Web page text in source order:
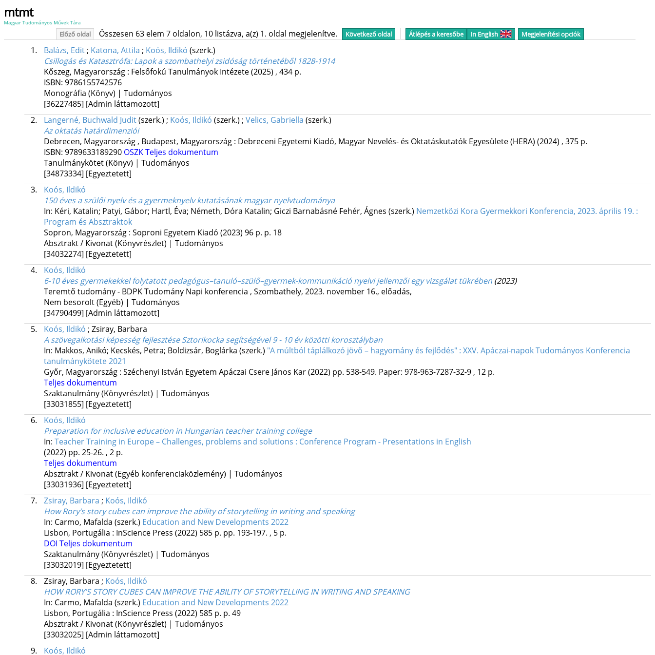
mtmt
Magyar Tudományos Művek Tára
Előző oldal Összesen 63 elem 7 oldalon, 10 listázva, a(z) 1. oldal megjelenítve. Következő oldal Átlépés a keresőbe In English Megjelenítési opciók
1. Balázs, Edit; Katona, Attila ; Koós, Ildikó (szerk.)
Csillogás és Katasztrófa: Lapok a szombathelyi zsidóság történetéből 1828-1914
Kőszeg, Magyarország : Felsőfokú Tanulmányok Intézete(2025) , 434 p.
ISBN: 9786155742576
Monográfia (Könyv) | Tudományos
[36227485] [Admin láttamozott]
2.
Langerné, Buchwald Judit(szerk.) ; Koós, Ildikó (szerk.) ; Velics, Gabriella (szerk.)
Az oktatás határdimenziói
Debrecen, Magyarország , Budapest, Magyarország : Debreceni Egyetemi Kiadó, Magyar Nevelés- és Oktatáskutatók Egyesülete (HERA) (2024) , 375 p.
ISBN: 9789633189290 OSZKTeljes dokumentum
Tanulmánykötet (Könyv) | Tudományos
[34873334] [Egyeztetett]
3.
Koós, Ildikó
150 éves a szülői nyelv és a gyermeknyelv kutatásának magyar nyelvtudománya
In: Kéri, Katalin; Patyi, Gábor; Hartl, Éva; Németh, Dóra Katalin; Giczi Barnabásné Fehér, Ágnes (szerk.) Nemzetközi Kora Gyermekkori Konferencia, 2023. április 19. :
Program és Absztraktok
Sopron, Magyarország : Soproni Egyetem Kiadó (2023) 96 p. p. 18
Absztrakt / Kivonat (Könyvrészlet) | Tudományos
[34032274] [Egyeztetett]
4.
Koós, Ildikó
6-10 éves gyermekekkel folytatott pedagógus–tanuló–szülő–gyermek-kommunikáció nyelvi jellemzői egy vizsgálat tükrében (2023)
Teremtő tudomány - BDPK Tudomány Napi konferencia , Szombathely, 2023. november 16., előadás,
Nem besorolt (Egyéb) | Tudományos
[34790499] [Admin láttamozott]
5.
Koós, Ildikó ; Zsiray, Barbara
A szövegalkotási képesség fejlesztése Sztorikocka segítségével 9 - 10 év közötti korosztályban
In: Makkos, Anikó; Kecskés, Petra; Boldizsár, Boglárka (szerk.) "A múltból táplálkozó jövő – hagyomány és fejlődés" : XXV. Apáczai-napok Tudományos Konferencia
tanulmánykötete 2021
Győr, Magyarország : Széchenyi István Egyetem Apáczai Csere János Kar(2022) pp. 538-549. Paper: 978-963-7287-32-9 , 12 p.
Teljes dokumentum
Szaktanulmány (Könyvrészlet) | Tudományos
[33031855] [Egyeztetett]
6.
Koós, Ildikó
Preparation for inclusive education in Hungarian teacher training college
In: Teacher Training in Europe – Challenges, problems and solutions : Conference Program - Presentations in English
(2022) pp. 25-26. , 2 p.
Teljes dokumentum
Absztrakt / Kivonat (Egyéb konferenciaközlemény) | Tudományos
[33031936] [Egyeztetett]
7.
Zsiray, Barbara ; Koós, Ildikó
How Rory’s story cubes can improve the ability of storytelling in writing and speaking
In: Carmo, Mafalda (szerk.) Education and New Developments 2022
Lisbon, Portugália : InScience Press (2022) 585 p. pp. 193-197. , 5 p.
DOI Teljes dokumentum
Szaktanulmány (Könyvrészlet) | Tudományos
[33032019] [Egyeztetett]
8.
Zsiray, Barbara ; Koós, Ildikó
HOW RORY’S STORY CUBES CAN IMPROVE THE ABILITY OF STORYTELLING IN WRITING AND SPEAKING
In: Carmo, Mafalda (szerk.) Education and New Developments 2022
Lisbon, Portugália : InScience Press (2022) 585 p. p. 49
Absztrakt / Kivonat (Könyvrészlet) | Tudományos
[33032025] [Admin láttamozott]
9.
Koós, Ildikó